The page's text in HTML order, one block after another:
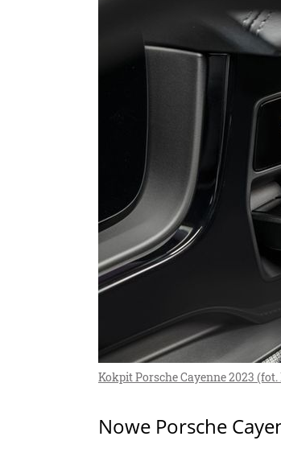
Kokpit Porsche Cayenne 2023 (fot.
Nowe Porsche